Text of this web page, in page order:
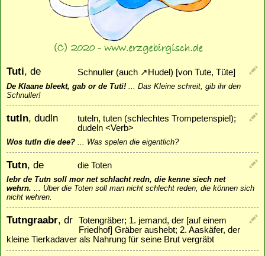
Tuti, de Schnuller (auch ↗ Hudel) [von Tute, Tüte]
De Klaane bleekt, gab or de Tuti! ... Das Kleine schreit, gib ihr den
Schnuller!
tutln, dudln
tuteln, tuten (schlechtes Trompetenspiel);
dudeln <Verb>
Wos tutln die dee? ... Was spelen die eigentlich?
Tutn, de die Toten
Iebr de Tutn soll mor net schlacht redn, die kenne siech net
wehrn. ... Über die Toten soll man nicht schlecht reden, die können sich
nicht wehren.
Tutngraabr, dr
Totengräber; 1. jemand, der [auf einem
Friedhof] Gräber aushebt; 2. Aaskäfer, der
kleine Tierkadaver als Nahrung für seine Brut vergräbt